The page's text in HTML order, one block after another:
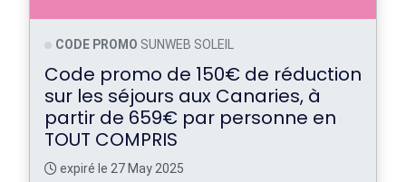
CODE PROMO SUNWEB SOLEIL
Code promo de 150€ de réduction
sur les séjours aux Canaries, à
partir de 659€ par personne en
TOUT COMPRIS
expiré le 27 May 2025